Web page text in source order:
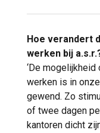
Hoe verandert
werken bij
‘De
werken is in
gewend. Zo
of twee dagen
kantoren dicht